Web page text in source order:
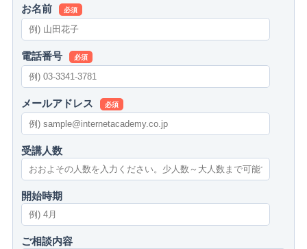
お名前 必須
電話番号 必須
メールアドレス 必須
受講人数
開始時期
ご相談内容